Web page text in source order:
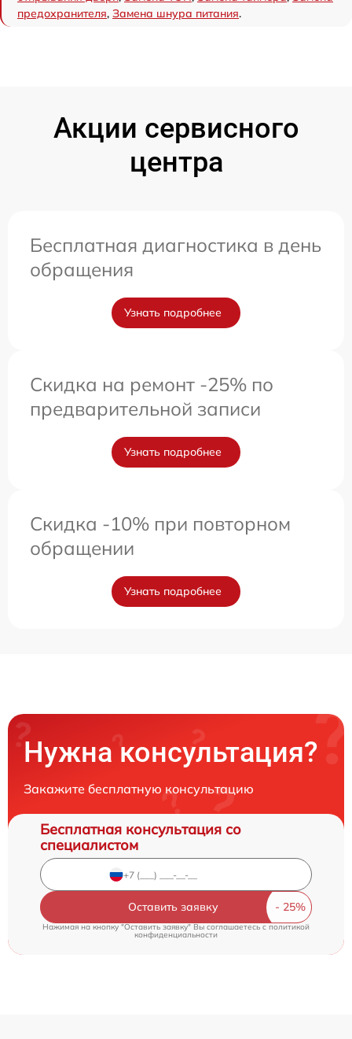
предохранителя, Замена шнура питания.
Акции сервисного
центра
Бесплатная диагностика в день
обращения
Узнать подробнее
Скидка на ремонт -25% по
предварительной записи
Узнать подробнее
Скидка -10% при повторном
обращении
Узнать подробнее
Нужна консультация?
Закажите бесплатную консультацию
Бесплатная консультация со
специалистом
Оставить заявку
Нажимая на кнопку "Оставить заявку" Вы соглашаетесь c политикой
конфиденциальности